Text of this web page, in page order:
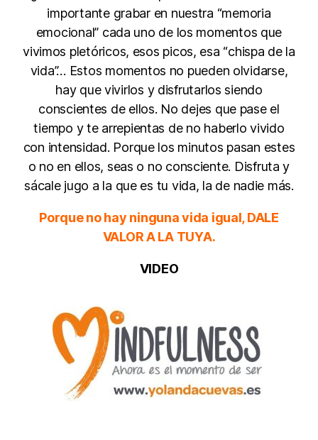
importante grabar en nuestra “memoria
emocional” cada uno de los momentos que
vivimos pletóricos, esos picos, esa “chispa de la
vida”… Estos momentos no pueden olvidarse,
hay que vivirlos y disfrutarlos siendo
conscientes de ellos. No dejes que pase el
tiempo y te arrepientas de no haberlo vivido
con intensidad. Porque los minutos pasan estes
o no en ellos, seas o no consciente. Disfruta y
sácale jugo a la que es tu vida, la de nadie más.
Porque no hay ninguna vida igual, DALE
VALOR A LA TUYA.
VIDEO